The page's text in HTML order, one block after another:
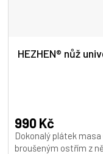
HEZHEN® nůž
produktu
je
5,0
990 Kč
Dokonalý plátek
broušeným ostřím z